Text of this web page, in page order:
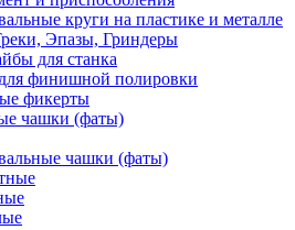
круги на пластике и металле
Эпазы, Гриндеры
для станка
финишной полировки
фикерты
чашки (фаты)
чашки (фаты)